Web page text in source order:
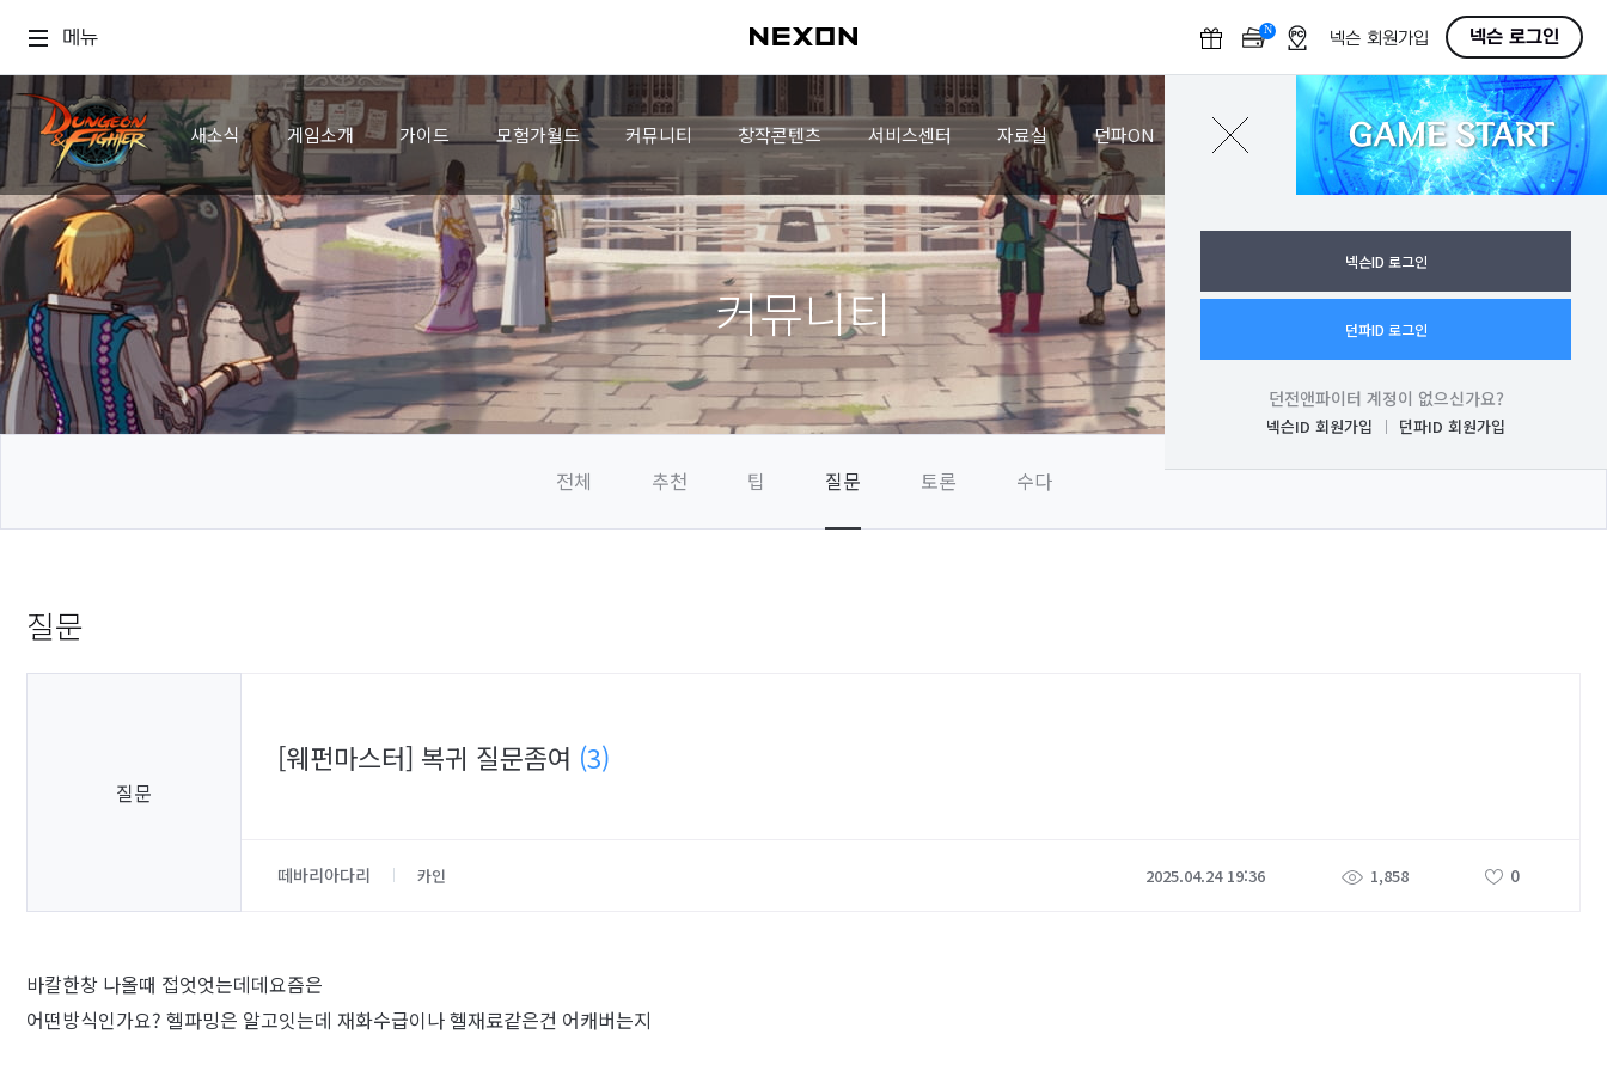
메뉴 N
F
넥슨 회원가입 넥슨 로그인
새소식 게임소개 가이드 모험가월드 커뮤니티 창작콘텐츠 서비스센터 자료실 던파ON GAME START
로그인
넥슨ID 로그인
던파ID 로그인
던전앤파이터 계정이 없으신가요?
넥슨ID 회원가입 던파ID 회원가입
커뮤니티
전체 추천 팁 질문 토론 수다
질문
질문
[웨펀마스터] 복귀 질문좀여 (3)
떼바리아다리 카인 2025.04.24 19:36 1,858 0
바칼한창 나올때 접엇엇는데데요즘은
어떤방식인가요? 헬파밍은 알고잇는데 재화수급이나 헬재료같은건 어캐버는지